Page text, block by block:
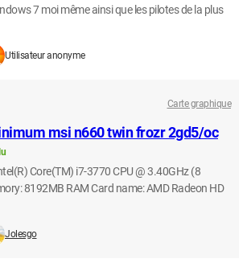
7 moi même ainsi que les pilotes de la plus
Utilisateur anonyme
Carte graphique
msi n660 twin frozr 2gd5/oc
Core(TM) i7-3770 CPU @ 3.40GHz (8
8192MB RAM Card name: AMD Radeon HD
Jolesgo